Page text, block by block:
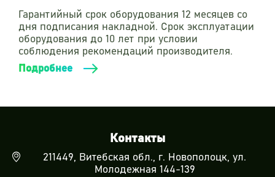
Гарантийный срок оборудования 12 месяцев со
дня подписания накладной. Срок эксплуатации
оборудования до 10 лет при условии
соблюдения рекомендаций производителя.
Подробнее
Контакты
211449, Витебская обл., г. Новополоцк, ул.
Молодежная 144-139